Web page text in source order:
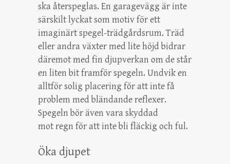
ska återspeglas. En garagevägg är inte
särskilt lyckat som motiv för ett
imaginärt spegel-trädgårdsrum. Träd
eller andra växter med lite höjd bidrar
däremot med fin djupverkan om de står
en liten bit framför spegeln. Undvik en
alltför solig placering för att inte få
problem med bländande reflexer.
Spegeln bör även vara skyddad
mot regn för att inte bli fläckig och ful.
Öka djupet